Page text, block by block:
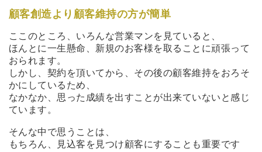
顧客創造より顧客維持の方が簡単
ここのところ、いろんな営業マンを見ていると、
ほんとに一生懸命、新規のお客様を取ることに頑張って
おられます。
しかし、契約を頂いてから、その後の顧客維持をおろそ
かにしているため、
なかなか、思った成績を出すことが出来ていないと感じ
ています。
そんな中で思うことは、
もちろん、見込客を見つけ顧客にすることも重要です